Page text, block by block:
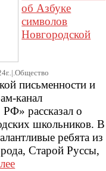
об Азбуке
символов
Новгородской
письменности и
канал
рассказал о
школьников. В
ребята из
Старой Руссы,